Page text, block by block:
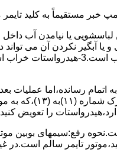
ﺧﺒﺮ مستقیماً ﺑﻪ ﮐﻠﯿﺪ
لباسشویی یا نیامدن
را ﺗﻌﻮﯾﺾ
ﺗﺎﯾﻤﺮ ﺳﺎﻟﻢ اﺳﺖ.در